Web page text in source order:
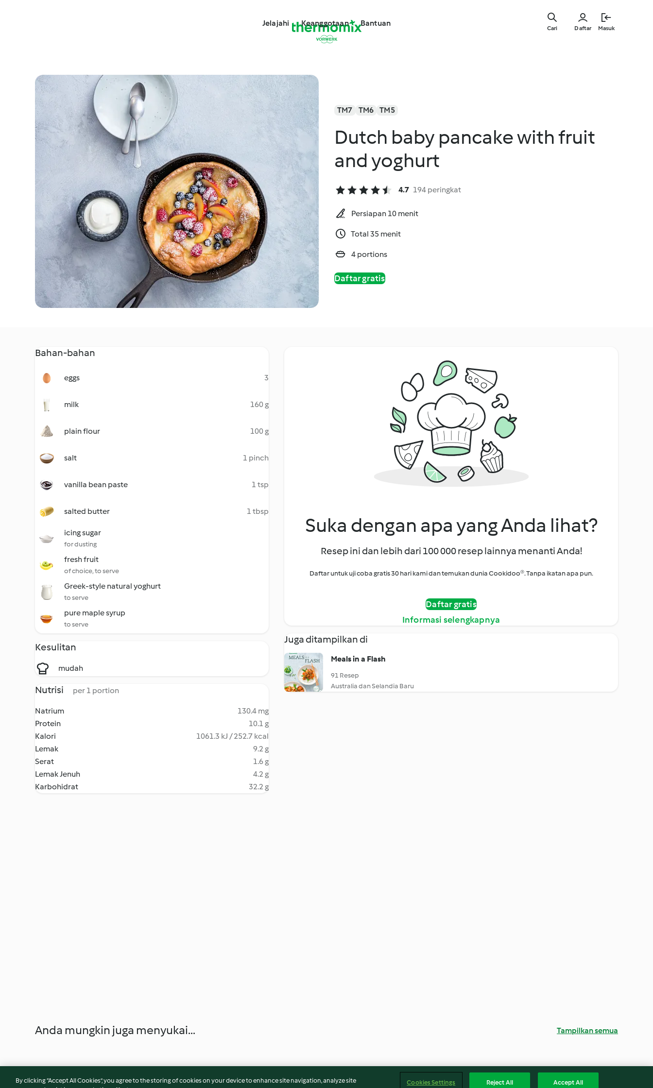
Jelajahi Keanggotaan Bantuan
Daftar Masuk
Cari
TM7 TM6 TM5
Dutch baby pancake with fruit
and yoghurt
4.7 194 peringkat
Persiapan 10 menit
Total 35 menit
4 portions
Daftar gratis
Bahan-bahan
eggs 3
milk 160 g
plain flour 100 g
salt 1 pinch
vanilla bean paste 1 tsp
salted butter 1 tbsp
icing sugar
for dusting
fresh fruit
of choice, to serve
Greek-style natural yoghurt
to serve
pure maple syrup
to serve
Kesulitan
mudah
Nutrisi per 1 portion
Natrium
130.4 mg
Protein
10.1 g
Kalori
1061.3 kJ / 252.7 kcal
Lemak
9.2 g
Serat
1.6 g
Lemak Jenuh
4.2 g
Karbohidrat
32.2 g
Suka dengan apa yang Anda lihat?
Resep ini dan lebih dari 100 000 resep lainnya menanti Anda!
Daftar untuk uji coba gratis 30 hari kami dan temukan dunia Cookidoo®. Tanpa ikatan apa pun.
Daftar gratis
Informasi selengkapnya
Juga ditampilkan di
Meals in a Flash
91 Resep
Australia dan Selandia Baru
Anda mungkin juga menyukai... Tampilkan semua
By clicking “Accept All Cookies”, you agree to the storing of cookies on your device to enhance site navigation, analyze site
Cookies Settings Reject All Accept All